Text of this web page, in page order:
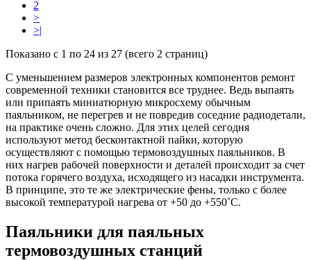
2
>
>|
Показано с 1 по 24 из 27 (всего 2 страниц)
С уменьшением размеров электронных компонентов ремонт
современной техники становится все труднее. Ведь выпаять
или припаять миниатюрную микросхему обычным
паяльником, не перегрев и не повредив соседние радиодетали,
на практике очень сложно. Для этих целей сегодня
используют метод бесконтактной пайки, которую
осуществляют с помощью термовоздушных паяльников. В
них нагрев рабочей поверхности и деталей происходит за счет
потока горячего воздуха, исходящего из насадки инструмента.
В принципе, это те же электрические фены, только с более
высокой температурой нагрева от +50 до +550˚С.
Паяльники для паяльных
термовоздушных станций